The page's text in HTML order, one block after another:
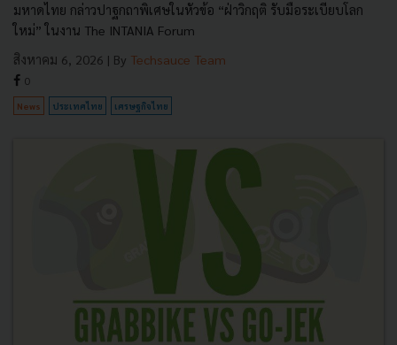
มหาดไทย กล่าวปาฐกถาพิเศษในหัวข้อ “ฝ่าวิกฤติ รับมือระเบียบโลก
ใหม่” ในงาน The INTANIA Forum
สิงหาคม 6, 2026 | By Techsauce Team
0
News ประเทศไทย เศรษฐกิจไทย